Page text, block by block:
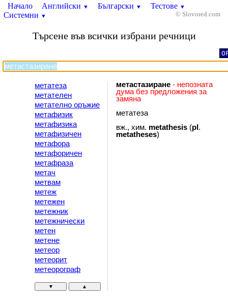
Начало Английски ▼ Български ▼ Тестове ▼
Системни ▼ © Slovored.com
Търсене във всички избрани речници
метатеза
метателен
метателно оръжие
метафизик
метафизика
метафизичен
метафора
метафоричен
метафраза
метач
метвам
метеж
метежен
метежник
метежнически
метен
метене
метеор
метеорит
метеорограф
▼ ▲
метастазиране - непозната
дума без предложения за
замяна
метатеза
вж., хим. metathesis (pl .
metatheses)